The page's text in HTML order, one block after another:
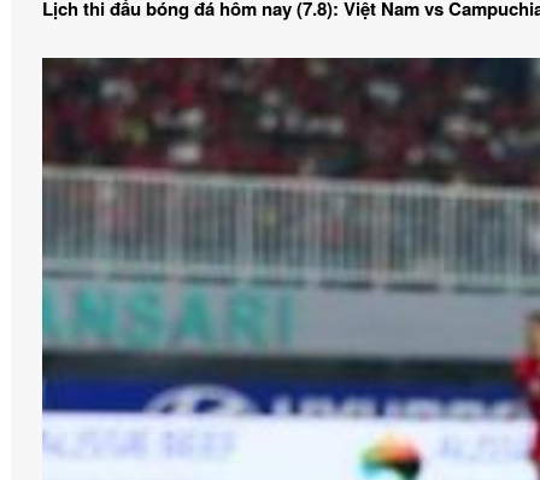
Lịch thi đấu bóng đá hôm nay (7.8): Việt Nam vs